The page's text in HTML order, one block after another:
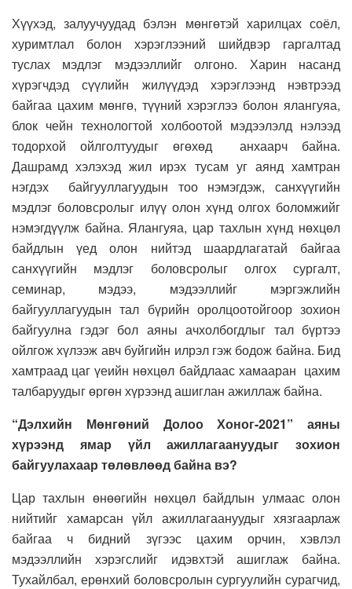
Хүүхэд, залуучуудад бэлэн мөнгөтэй харилцах соёл,
хуримтлал болон хэрэглээний шийдвэр гаргалтад
туслах мэдлэг мэдээллийг олгоно. Харин насанд
хүрэгчдэд сүүлийн жилүүдэд хэрэглээнд нэвтрээд
байгаа цахим мөнгө, түүний хэрэглээ болон ялангуяа,
блок чейн технологтой холбоотой мэдээлэлд нэлээд
тодорхой ойлголтуудыг өгөхөд анхаарч байна.
Дашрамд хэлэхэд жил ирэх тусам уг аянд хамтран
нэгдэх байгууллагуудын тоо нэмэгдэж, санхүүгийн
мэдлэг боловсролыг илүү олон хүнд олгох боломжийг
нэмэгдүүлж байна. Ялангуяа, цар тахлын хүнд нөхцөл
байдлын үед олон нийтэд шаардлагатай байгаа
санхүүгийн мэдлэг боловсролыг олгох сургалт,
семинар, мэдээ, мэдээллийг мэргэжлийн
байгууллагуудын тал бүрийн оролцоотойгоор зохион
байгуулна гэдэг бол аяны ачхолбогдлыг тал бүртээ
ойлгож хүлээж авч буйгийн илрэл гэж бодож байна. Бид
хамтраад цаг үеийн нөхцөл байдлаас хамааран цахим
талбаруудыг өргөн хүрээнд ашиглан ажиллаж байна.
“Дэлхийн Мөнгөний Долоо Хоног-2021” аяны
хүрээнд ямар үйл ажиллагаануудыг зохион
байгуулахаар төлөвлөөд байна вэ?
Цар тахлын өнөөгийн нөхцөл байдлын улмаас олон
нийтийг хамарсан үйл ажиллагаануудыг хязгаарлаж
байгаа ч бидний зүгээс цахим орчин, хэвлэл
мэдээллийн хэрэгслийг идэвхтэй ашиглаж байна.
Тухайлбал, ерөнхий боловсролын сургуулийн сурагчид,